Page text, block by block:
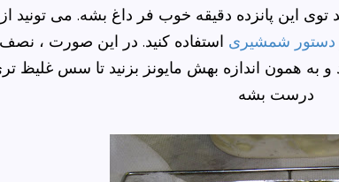
این پانزده دقیقه خوب فر داغ بشه. می تونید از
دستور شمشیری استفاده کنید. در این صورت ،
به همون اندازه بهش مایونز بزنید تا سس غلیظ